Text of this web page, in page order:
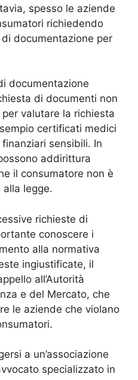
spesso le aziende
richiedendo
documentazione per
documentazione
di documenti non
valutare la richiesta
certificati medici
sensibili. In
addirittura
il consumatore non è
legge.
richieste di
conoscere i
alla normativa
ingiustificate, il
all’Autorità
e del Mercato, che
le aziende che violano
a un’associazione
specializzato in